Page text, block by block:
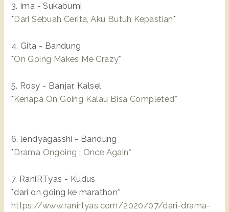
3. Ima - Sukabumi
*Dari Sebuah Cerita, Aku Butuh Kepastian*
4. Gita - Bandung
*On Going Makes Me Crazy*
5. Rosy - Banjar, Kalsel
*Kenapa On Going Kalau Bisa Completed*
6. lendyagasshi - Bandung
*Drama Ongoing : Once Again*
7. RaniRTyas - Kudus
*dari on going ke marathon*
https://www.ranirtyas.com/2020/07/dari-drama-